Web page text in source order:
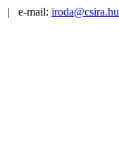
| e-mail: iroda@csira.hu